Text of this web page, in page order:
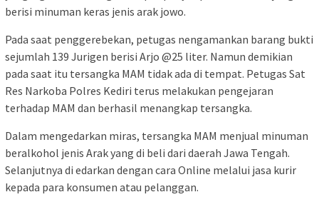
berisi minuman keras jenis arak jowo.
Pada saat penggerebekan, petugas nengamankan barang bukti
sejumlah 139 Jurigen berisi Arjo @25 liter. Namun demikian
pada saat itu tersangka MAM tidak ada di tempat. Petugas Sat
Res Narkoba Polres Kediri terus melakukan pengejaran
terhadap MAM dan berhasil menangkap tersangka.
Dalam mengedarkan miras, tersangka MAM menjual minuman
beralkohol jenis Arak yang di beli dari daerah Jawa Tengah.
Selanjutnya di edarkan dengan cara Online melalui jasa kurir
kepada para konsumen atau pelanggan.